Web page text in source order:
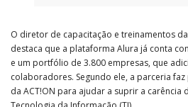
O diretor de capacitação e treinamentos
destaca que a plataforma Alura já conta
e um portfólio de 3.800 empresas, que
colaboradores. Segundo ele, a parceria
da ACT!ON para ajudar a suprir a carência